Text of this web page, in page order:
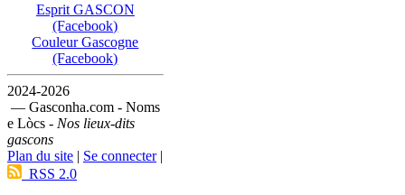
Esprit GASCON
(Facebook)
Couleur Gascogne
(Facebook)
2024-2026
— Gasconha.com - Noms
e Lòcs - Nos lieux-dits
gascons
Plan du site | Se connecter|
RSS 2.0